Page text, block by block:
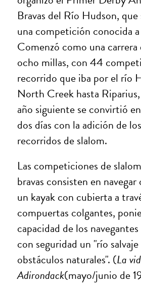
Bravas del Río Hudson,
una competición conocida
Comenzó como una carrera
ocho millas, con 44
recorrido que iba por el río
North Creek hasta
año siguiente se convirtió
dos días con la adición de
recorridos de slalom.
Las competiciones de
bravas consisten en
un kayak con cubierta a
compuertas colgantes,
capacidad de los
con seguridad un "río
obstáculos naturales". (La
Adirondack(mayo/junio de